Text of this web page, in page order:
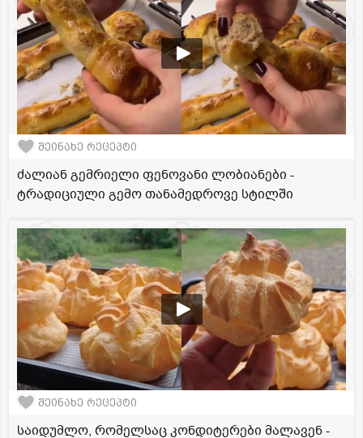
შეინახე რეცეპტი
ძალიან გემრიელი ფენოვანი ლობიანები -
ტრადიციული გემო თანამედროვე სტილში
შეინახე რეცეპტი
საიდუმლო, რომელსაც კონდიტერები მალავენ -